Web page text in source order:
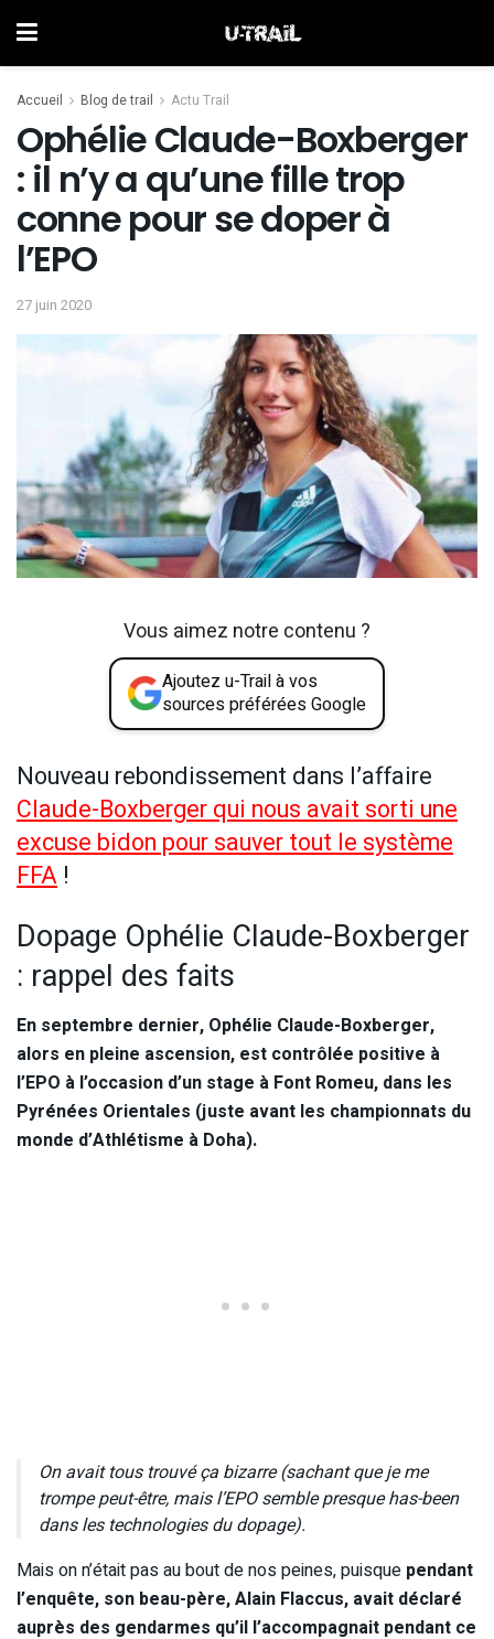
Accueil Blog de trail Actu Trail
Ophélie Claude-Boxberger
: il n’y a qu’une fille trop
conne pour se doper à
l’EPO
27 juin 2020
Vous aimez notre contenu ?
Ajoutez u-Trail à vos
sources préférées Google
Nouveau rebondissement dans l’affaire
Claude-Boxberger qui nous avait sorti une
excuse bidon pour sauver tout le système
FFA !
Dopage Ophélie Claude-Boxberger
: rappel des faits
En septembre dernier, Ophélie Claude-Boxberger,
alors en pleine ascension, est contrôlée positive à
l’EPO à l’occasion d’un stage à Font Romeu, dans les
Pyrénées Orientales (juste avant les championnats du
monde d’Athlétisme à Doha).
On avait tous trouvé ça bizarre (sachant que je me
trompe peut-être, mais l’EPO semble presque has-been
dans les technologies du dopage).
Mais on n’était pas au bout de nos peines, puisque pendant
l’enquête, son beau-père, Alain Flaccus, avait déclaré
auprès des gendarmes qu’il l’accompagnait pendant ce